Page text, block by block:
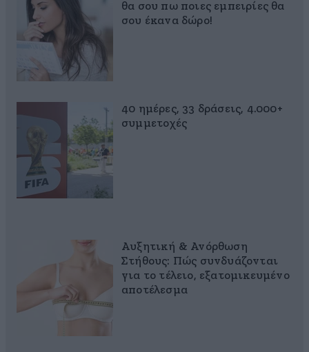
θα σου πω ποιες εμπειρίες θα
σου έκανα δώρο!
40 ημέρες, 33 δράσεις, 4.000+
συμμετοχές
Αυξητική & Ανόρθωση
Στήθους: Πώς συνδυάζονται
για το τέλειο, εξατομικευμένο
αποτέλεσμα